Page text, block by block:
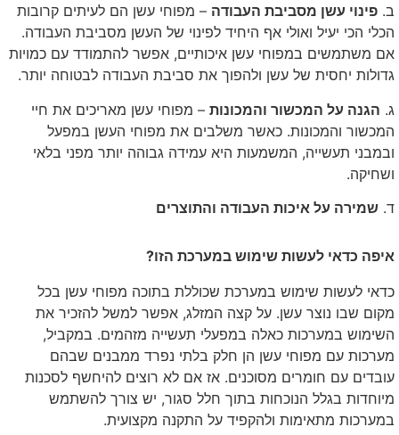
ב. פינוי עשן מסביבת העבודה – מפוחי עשן הם לעיתים קרובות
הכלי הכי יעיל ואולי אף היחיד לפינוי של העשן מסביבת העבודה.
אם משתמשים במפוחי עשן איכותיים, אפשר להתמודד עם כמויות
גדולות יחסית של עשן ולהפוך את סביבת העבודה לבטוחה יותר.
ג. הגנה על המכשור והמכונות – מפוחי עשן מאריכים את חיי
המכשור והמכונות. כאשר משלבים את מפוחי העשן במפעל
ובמבני תעשייה, המשמעות היא עמידה גבוהה יותר מפני בלאי
ושחיקה.
ד. שמירה על איכות העבודה והתוצרים
איפה כדאי לעשות שימוש במערכת הזו?
כדאי לעשות שימוש במערכת שכוללת בתוכה מפוחי עשן בכל
מקום שבו נוצר עשן. על קצה המזלג, אפשר למשל להזכיר את
השימוש במערכות כאלה במפעלי תעשייה מזהמים. במקביל,
מערכות עם מפוחי עשן הן חלק בלתי נפרד ממבנים שבהם
עובדים עם חומרים מסוכנים. אז אם לא רוצים להיחשף לסכנות
מיוחדות בגלל הנוכחות בתוך חלל סגור, יש צורך להשתמש
במערכות מתאימות ולהקפיד על התקנה מקצועית.